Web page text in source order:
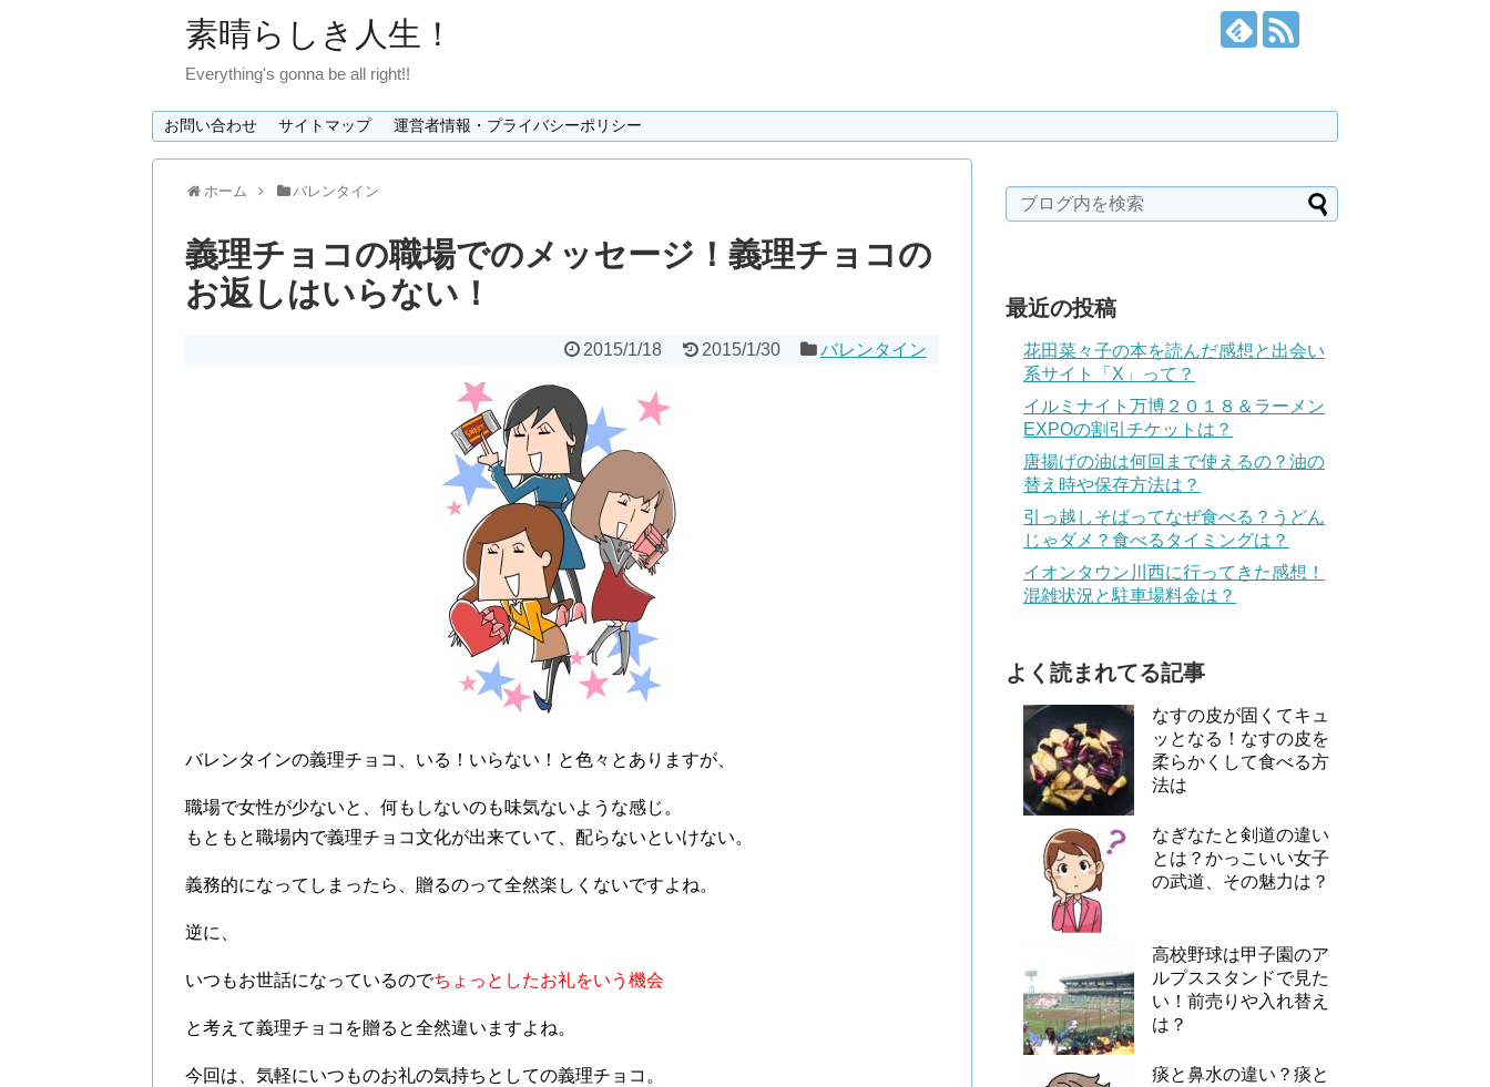
素晴らしき人生！
Everything's gonna be all right!!
お問い合わせ サイトマップ 運営者情報・プライバシーポリシー
ホーム バレンタイン
義理チョコの職場でのメッセージ！義理チョコの
お返しはいらない！
2015/1/18 2015/1/30 バレンタイン
バレンタインの義理チョコ、いる！いらない！と色々とありますが、
職場で女性が少ないと、何もしないのも味気ないような感じ。
もともと職場内で義理チョコ文化が出来ていて、配らないといけない。
義務的になってしまったら、贈るのって全然楽しくないですよね。
逆に、
いつもお世話になっているのでちょっとしたお礼をいう機会
と考えて義理チョコを贈ると全然違いますよね。
今回は、気軽にいつものお礼の気持ちとしての義理チョコ。
最近の投稿
花田菜々子の本を読んだ感想と出会い
系サイト「X」って？
イルミナイト万博２０１８＆ラーメン
EXPOの割引チケットは？
唐揚げの油は何回まで使えるの？油の
替え時や保存方法は？
引っ越しそばってなぜ食べる？うどん
じゃダメ？食べるタイミングは？
イオンタウン川西に行ってきた感想！
混雑状況と駐車場料金は？
よく読まれてる記事
なすの皮が固くてキュ
ッとなる！なすの皮を
柔らかくして食べる方
法は
なぎなたと剣道の違い
とは？かっこいい女子
の武道、その魅力は？
高校野球は甲子園のア
ルプススタンドで見た
い！前売りや入れ替え
は？
痰と鼻水の違い？痰と